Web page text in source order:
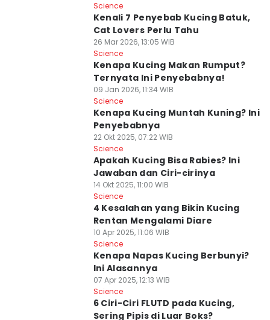
Science
Kenali 7 Penyebab Kucing Batuk,
Cat Lovers Perlu Tahu
26 Mar 2026, 13:05 WIB
Science
Kenapa Kucing Makan Rumput?
Ternyata Ini Penyebabnya!
09 Jan 2026, 11:34 WIB
Science
Kenapa Kucing Muntah Kuning? Ini
Penyebabnya
22 Okt 2025, 07:22 WIB
Science
Apakah Kucing Bisa Rabies? Ini
Jawaban dan Ciri-cirinya
14 Okt 2025, 11:00 WIB
Science
4 Kesalahan yang Bikin Kucing
Rentan Mengalami Diare
10 Apr 2025, 11:06 WIB
Science
Kenapa Napas Kucing Berbunyi?
Ini Alasannya
07 Apr 2025, 12:13 WIB
Science
6 Ciri-Ciri FLUTD pada Kucing,
Sering Pipis di Luar Boks?